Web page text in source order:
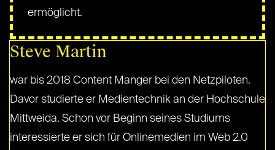
ermöglicht.
Steve Martin
war bis 2018 Content Manger bei den Netzpiloten.
Davor studierte er Medientechnik an der Hochschule
Mittweida. Schon vor Beginn seines Studiums
interessierte er sich für Onlinemedien im Web 2.0